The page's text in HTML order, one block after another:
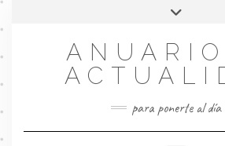
Saltar
contenido
para ponerte al día